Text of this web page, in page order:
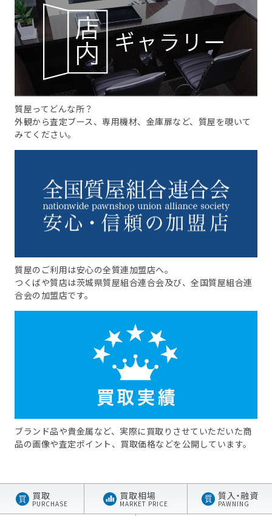
質屋ってどんな所？
外観から査定ブース、専用機材、金庫扉など、質屋を覗いて
みてください。
質屋のご利用は安心の全質連加盟店へ。
つくばや質店は茨城県質屋組合連合会及び、全国質屋組合連
合会の加盟店です。
ブランド品や貴金属など、実際に買取りさせていただいた商
品の画像や査定ポイント、買取価格などを公開しています。
買取
PURCHASE
買取相場
MARKET PRICE
質 入・融資
PAWNING